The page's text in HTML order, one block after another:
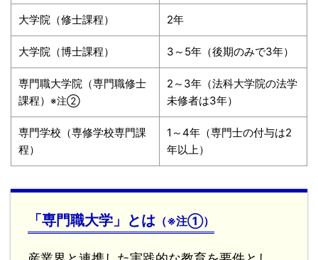
大学院（修士課程） 2年
大学院（博士課程） 3～5年（後期のみで3年）
専門職大学院（専門職修士
課程） ※注②
2～3年（法科大学院の法学
未修者は3年）
専門学校（専修学校専門課
程）
1～4年（専門士の付与は2
年以上）
「専門職大学」とは （※注①）